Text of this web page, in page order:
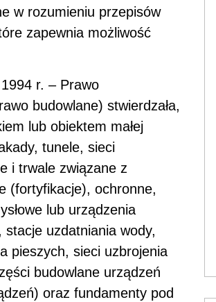
w rozumieniu przepisów
zapewnia możliwość
r. – Prawo
budowlane) stwierdzała,
lub obiektem małej
tunele, sieci
i trwale związane z
(fortyfikacje), ochronne,
lub urządzenia
stacje uzdatniania wody,
pieszych, sieci uzbrojenia
budowlane urządzeń
oraz fundamenty pod